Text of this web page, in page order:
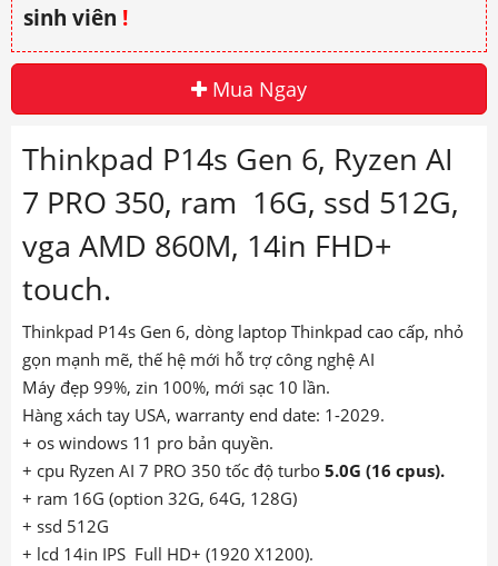
sinh viên !
Mua Ngay
Thinkpad P14s Gen 6, Ryzen AI
7 PRO 350, ram 16G, ssd 512G,
vga AMD 860M, 14in FHD+
touch.
Thinkpad P14s Gen 6, dòng laptop Thinkpad cao cấp, nhỏ
gọn mạnh mẽ, thế hệ mới hỗ trợ công nghệ AI
Máy đẹp 99%, zin 100%, mới sạc 10 lần.
Hàng xách tay USA, warranty end date: 1-2029.
+ os windows 11 pro bản quyền.
+ cpu Ryzen AI 7 PRO 350 tốc độ turbo 5.0G (16 cpus).
+ ram 16G (option 32G, 64G, 128G)
+ ssd 512G
+ lcd 14in IPS Full HD+ (1920 X1200).